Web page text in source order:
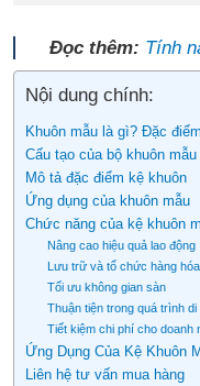
Đọc thêm: Tính
Nội dung chính:
Khuôn mẫu là gì? Đặc
Cấu tạo của bộ khuôn mẫu
Mô tả đặc điểm kệ khuôn
Ứng dụng của khuôn mẫu
Chức năng của kệ khuôn
Nâng cao hiệu quả lao động
Lưu trữ và tổ chức hàng
Tối ưu không gian sàn
Thuận tiện trong quá trình
Tiết kiệm chi phí cho doanh
Ứng Dụng Của Kệ Khuôn
Liên hệ tư vấn mua hàng